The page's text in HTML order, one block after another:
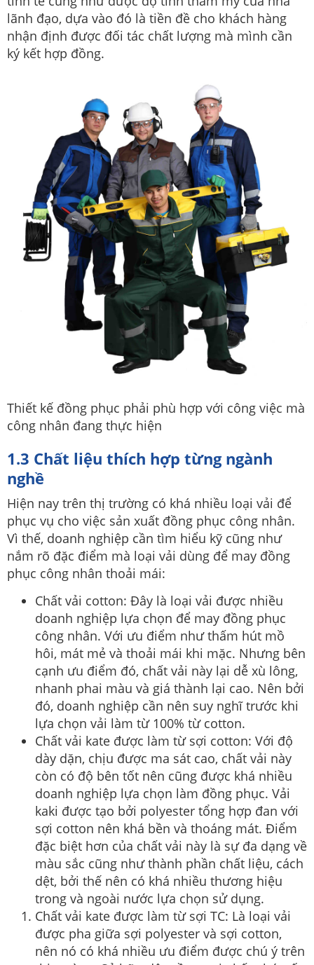
lãnh đạo, dựa vào đó là tiền đề cho khách hàng
nhận định được đối tác chất lượng mà mình cần
ký kết hợp đồng.
Thiết kế đồng phục phải phù hợp với công việc mà
công nhân đang thực hiện
1.3 Chất liệu thích hợp từng ngành
nghề
Hiện nay trên thị trường có khá nhiều loại vải để
phục vụ cho việc sản xuất đồng phục công nhân.
Vì thế, doanh nghiệp cần tìm hiểu kỹ cũng như
nắm rõ đặc điểm mà loại vải dùng để may đồng
phục công nhân thoải mái:
Chất vải cotton: Đây là loại vải được nhiều
doanh nghiệp lựa chọn để may đồng phục
công nhân. Với ưu điểm như thấm hút mồ
hôi, mát mẻ và thoải mái khi mặc. Nhưng bên
cạnh ưu điểm đó, chất vải này lại dễ xù lông,
nhanh phai màu và giá thành lại cao. Nên bởi
đó, doanh nghiệp cần nên suy nghĩ trước khi
lựa chọn vải làm từ 100% từ cotton.
Chất vải kate được làm từ sợi cotton: Với độ
dày dặn, chịu được ma sát cao, chất vải này
còn có độ bên tốt nên cũng được khá nhiều
doanh nghiệp lựa chọn làm đồng phục. Vải
kaki được tạo bởi polyester tổng hợp đan với
sợi cotton nên khá bền và thoáng mát. Điểm
đặc biệt hơn của chất vải này là sự đa dạng về
màu sắc cũng như thành phần chất liệu, cách
dệt, bởi thế nên có khá nhiều thương hiệu
trong và ngoài nước lựa chọn sử dụng.
Chất vải kate được làm từ sợi TC: Là loại vải
được pha giữa sợi polyester và sợi cotton,
nên nó có khá nhiều ưu điểm được chú ý trên